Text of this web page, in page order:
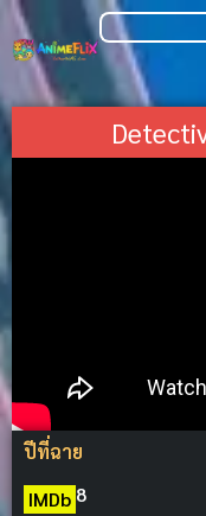
ปีที่ฉาย
IMDb 8